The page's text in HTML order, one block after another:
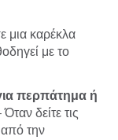
μια καρέκλα
με το
περπάτημα ή
Όταν δείτε τις
από την